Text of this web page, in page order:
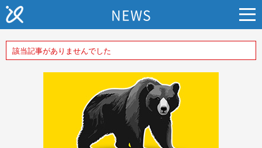
NEWS
該当記事がありませんでした